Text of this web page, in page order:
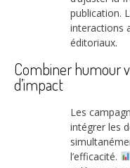
publication.
interactions
éditoriaux.
Combiner humour
d’impact
Les
intégrer les
l’efficacité.